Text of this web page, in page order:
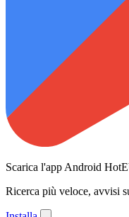
Scarica l'app Android
Ricerca più veloce, avvisi